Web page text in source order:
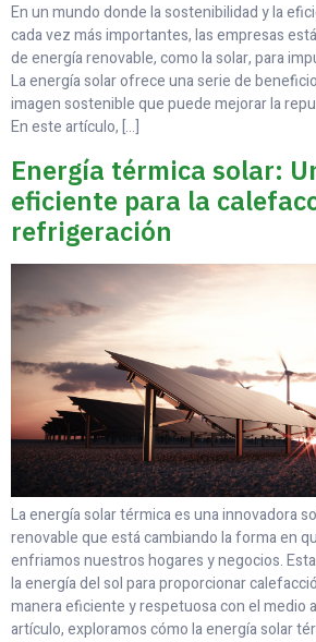
En un mundo donde la sostenibilidad y la
cada vez más importantes, las empresas
de energía renovable, como la solar, para
La energía solar ofrece una serie de
imagen sostenible que puede mejorar la
En este artículo, […]
Energía térmica solar:
eficiente para la
refrigeración
La energía solar térmica es una innovadora
renovable que está cambiando la forma en
enfriamos nuestros hogares y negocios.
la energía del sol para proporcionar
manera eficiente y respetuosa con el medio
artículo, exploramos cómo la energía solar